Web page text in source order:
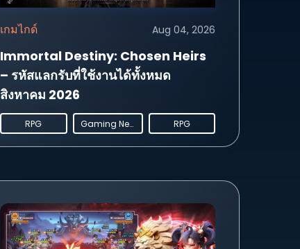
เกมไกด์ Aug 04, 2026
Immortal Destiny: Chosen Heirs
– รหัสแลกรับที่ใช้งานได้ทั้งหมด
สิงหาคม 2026
RPG Gaming News RPG